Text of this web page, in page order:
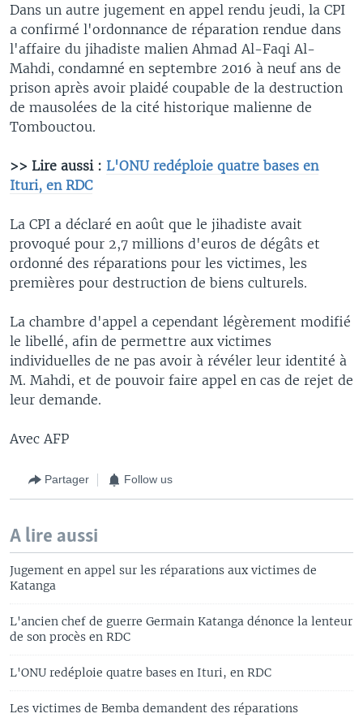
Dans un autre jugement en appel rendu jeudi, la CPI
a confirmé l'ordonnance de réparation rendue dans
l'affaire du jihadiste malien Ahmad Al-Faqi Al-
Mahdi, condamné en septembre 2016 à neuf ans de
prison après avoir plaidé coupable de la destruction
de mausolées de la cité historique malienne de
Tombouctou.
>> Lire aussi : L'ONU redéploie quatre bases en
Ituri, en RDC
La CPI a déclaré en août que le jihadiste avait
provoqué pour 2,7 millions d'euros de dégâts et
ordonné des réparations pour les victimes, les
premières pour destruction de biens culturels.
La chambre d'appel a cependant légèrement modifié
le libellé, afin de permettre aux victimes
individuelles de ne pas avoir à révéler leur identité à
M. Mahdi, et de pouvoir faire appel en cas de rejet de
leur demande.
Avec AFP
Partager Follow us
A lire aussi
Jugement en appel sur les réparations aux victimes de
Katanga
L'ancien chef de guerre Germain Katanga dénonce la lenteur
de son procès en RDC
L'ONU redéploie quatre bases en Ituri, en RDC
Les victimes de Bemba demandent des réparations